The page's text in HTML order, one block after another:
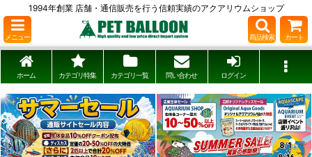
1994年創業 店舗・通信販売を行う信頼実績のアクアリウムショップ
メニュー 商品検索 カート
ホーム カテゴリ特集 カテゴリ一覧 問い合わせ ログイン